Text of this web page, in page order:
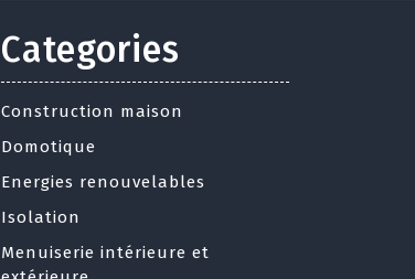
Categories
Construction maison
Domotique
Energies renouvelables
Isolation
Menuiserie intérieure et